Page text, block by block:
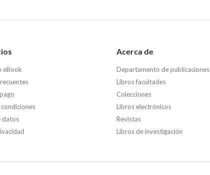
eBook
datos
Acerca de
Departamento de publicaciones
Libros facultades
Colecciones
Libros electrónicos
Revistas
Libros de investigación